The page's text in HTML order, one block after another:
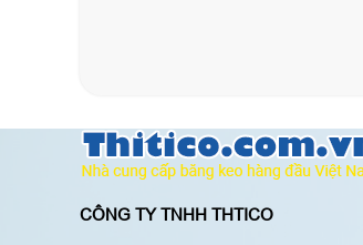
CÔNG TY TNHH THTICO